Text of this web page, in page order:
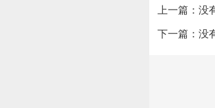
上一篇：没
下一篇：没